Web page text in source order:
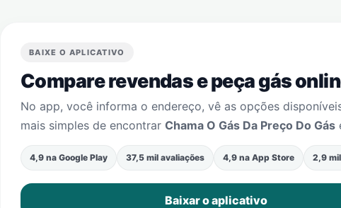
BAIXE O APLICATIVO
Compare revendas e peça gás
No app, você informa o endereço, vê as opções
mais simples de encontrar Chama O Gás Da Preço Do Gás
4,9 na Google Play 37,5 mil avaliações 4,9 na App Store 2,9
Baixar o aplicativo